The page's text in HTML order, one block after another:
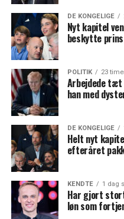
DE KONGELIGE
Nyt kapitel
beskytte
POLITIK 23
Arbejdede tæt
han med
DE KONGELIGE
Helt nyt
efteråret
KENDTE 1 dag
Har gjort
løn som